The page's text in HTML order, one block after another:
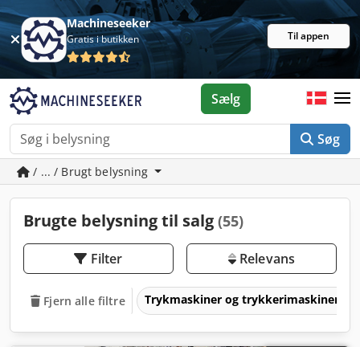
Machineseeker
Gratis i butikken Til appen
Søg
Sælg
/ ... / Brugt belysning
Brugte belysning til salg (55)
Filter Relevans
Fjern alle filtre Trykmaskiner og trykkerimaskiner